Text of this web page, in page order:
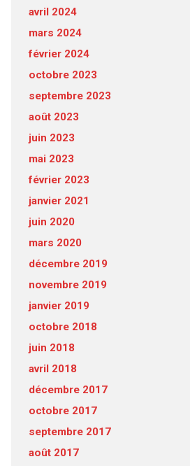
avril 2024
mars 2024
février 2024
octobre 2023
septembre 2023
août 2023
juin 2023
mai 2023
février 2023
janvier 2021
juin 2020
mars 2020
décembre 2019
novembre 2019
janvier 2019
octobre 2018
juin 2018
avril 2018
décembre 2017
octobre 2017
septembre 2017
août 2017